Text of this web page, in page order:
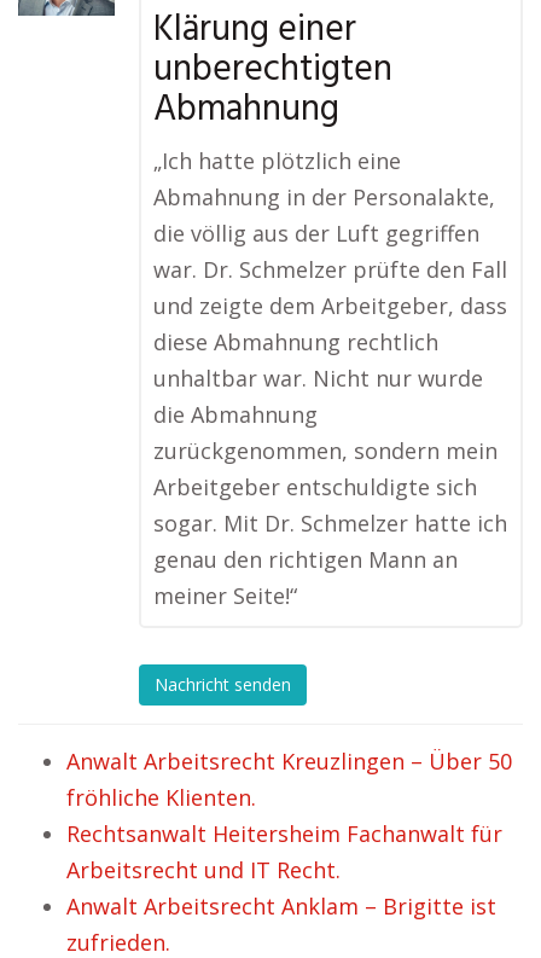
Klärung einer
unberechtigten
Abmahnung
„Ich hatte plötzlich eine
Abmahnung in der Personalakte,
die völlig aus der Luft gegriffen
war. Dr. Schmelzer prüfte den Fall
und zeigte dem Arbeitgeber, dass
diese Abmahnung rechtlich
unhaltbar war. Nicht nur wurde
die Abmahnung
zurückgenommen, sondern mein
Arbeitgeber entschuldigte sich
sogar. Mit Dr. Schmelzer hatte ich
genau den richtigen Mann an
meiner Seite!“
Nachricht senden
Anwalt Arbeitsrecht Kreuzlingen – Über 50
fröhliche Klienten.
Rechtsanwalt Heitersheim Fachanwalt für
Arbeitsrecht und IT Recht.
Anwalt Arbeitsrecht Anklam – Brigitte ist
zufrieden.